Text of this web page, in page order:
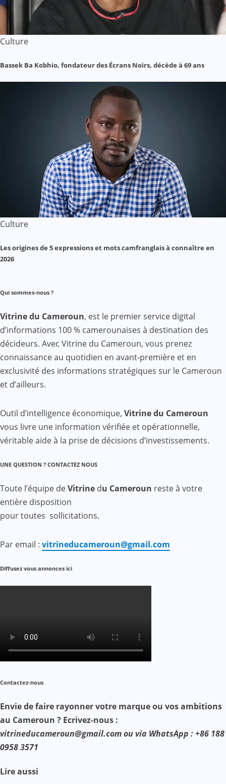
Culture
Bassek Ba Kobhio, fondateur des Écrans Noirs, décède à 69 ans
Culture
Les origines de 5 expressions et mots camfranglais à connaître en
2026
Qui sommes-nous ?
Vitrine du Cameroun, est le premier service digital
d’informations 100 % camerounaises à destination des
décideurs. Avec Vitrine du Cameroun, vous prenez
connaissance au quotidien en avant-première et en
exclusivité des informations stratégiques sur le Cameroun
et d’ailleurs.
Outil d’intelligence économique, Vitrine du Cameroun
vous livre une information vérifiée et opérationnelle,
véritable aide à la prise de décisions d’investissements.
UNE QUESTION ? CONTACTEZ NOUS
Toute l’équipe deVitrine du Cameroun reste à votre
entière disposition
pour toutes sollicitations.
Par email : vitrineducameroun@gmail.com
Diffusez vous annonces ici
Contactez-nous
Envie de faire rayonner votre marque ou vos ambitions
au Cameroun ? Ecrivez-nous :
vitrineducameroun@gmail.com ou via WhatsApp : +86 188
0958 3571
Lire aussi